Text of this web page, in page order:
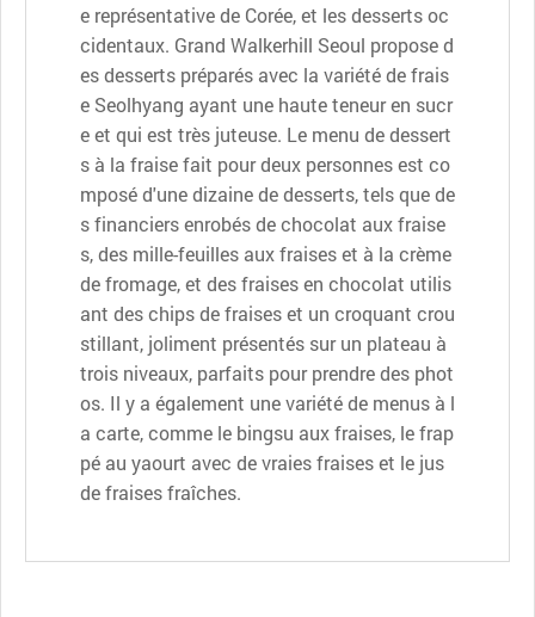
e représentative de Corée, et les desserts oc
cidentaux. Grand Walkerhill Seoul propose d
es desserts préparés avec la variété de frais
e Seolhyang ayant une haute teneur en sucr
e et qui est très juteuse. Le menu de dessert
s à la fraise fait pour deux personnes est co
mposé d'une dizaine de desserts, tels que de
s financiers enrobés de chocolat aux fraise
s, des mille-feuilles aux fraises et à la crème
de fromage, et des fraises en chocolat utilis
ant des chips de fraises et un croquant crou
stillant, joliment présentés sur un plateau à
trois niveaux, parfaits pour prendre des phot
os. Il y a également une variété de menus à l
a carte, comme le bingsu aux fraises, le frap
pé au yaourt avec de vraies fraises et le jus
de fraises fraîches.